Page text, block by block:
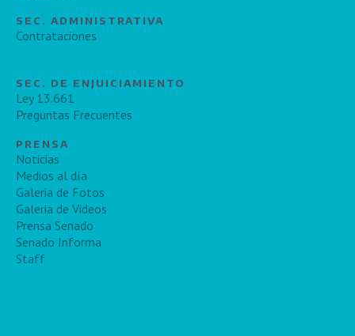
SEC. ADMINISTRATIVA
Contrataciones
SEC. DE ENJUICIAMIENTO
Ley 13.661
Preguntas Frecuentes
PRENSA
Noticias
Medios al día
Galeria de Fotos
Galeria de Videos
Prensa Senado
Senado Informa
Staff